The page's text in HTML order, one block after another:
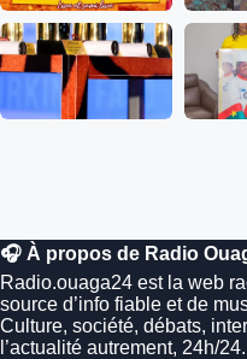
🎧 À propos de Radio
Radio.ouaga24 est la web
source d’info fiable et de
Culture, société, débats,
l’actualité autrement, 24h/24.